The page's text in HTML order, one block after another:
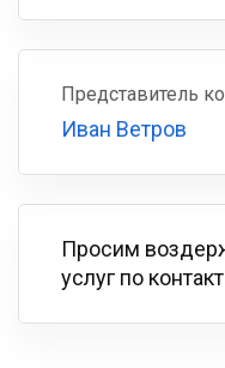
Представитель
Иван Ветров
Просим
услуг по